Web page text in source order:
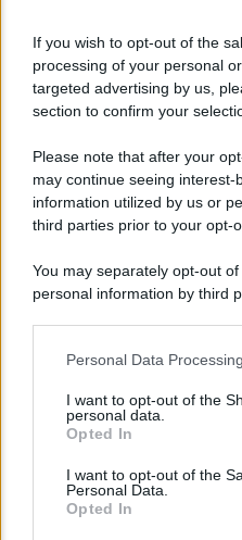
If you wish to opt-out of the
processing of your personal
targeted advertising by us,
section to confirm your
Please note that after your
may continue seeing
information utilized by us or
third parties prior to your opt-
You may separately opt-out
personal information by third
This information may also be
disclose it to other third
Please note that this website/
services and may gather and
not limited to your visit or
grant or deny consent to
Personal Data
I want to opt-out of the
personal data.
Opted In
I want to opt-out of the
Personal Data.
Opted In
Le fiduciarie di
supporto delle
straordinaria e
Agenzia EvolutionAdv
Arredamento
raccontano storie